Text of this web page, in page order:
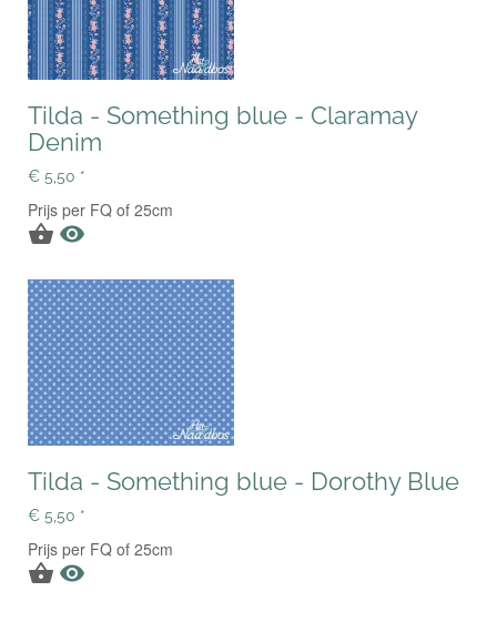
Tilda - Something blue - Claramay
Denim
€ 5,50 *
Prijs per FQ of 25cm
 
Tilda - Something blue - Dorothy Blue
€ 5,50 *
Prijs per FQ of 25cm
 